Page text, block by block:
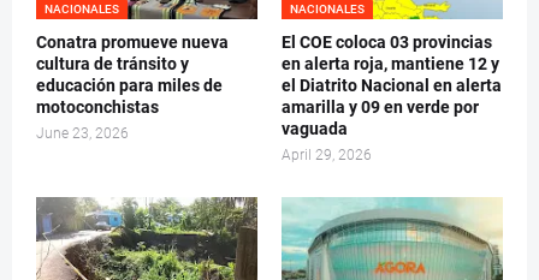
NACIONALES
Conatra promueve nueva
cultura de tránsito y
educación para miles de
motoconchistas
June 23, 2026
NACIONALES
El COE coloca 03 provincias
en alerta roja, mantiene 12 y
el Diatrito Nacional en alerta
amarilla y 09 en verde por
vaguada
April 29, 2026